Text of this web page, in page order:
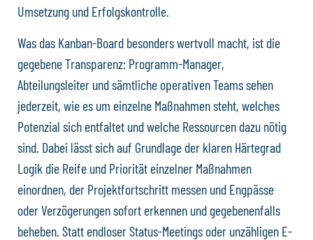
Umsetzung und Erfolgskontrolle.
Was das Kanban-Board besonders wertvoll macht, ist die
gegebene Transparenz: Programm-Manager,
Abteilungsleiter und sämtliche operativen Teams sehen
jederzeit, wie es um einzelne Maßnahmen steht, welches
Potenzial sich entfaltet und welche Ressourcen dazu nötig
sind. Dabei lässt sich auf Grundlage der klaren Härtegrad
Logik die Reife und Priorität einzelner Maßnahmen
einordnen, der Projektfortschritt messen und Engpässe
oder Verzögerungen sofort erkennen und gegebenenfalls
beheben. Statt endloser Status-Meetings oder unzähligen E-